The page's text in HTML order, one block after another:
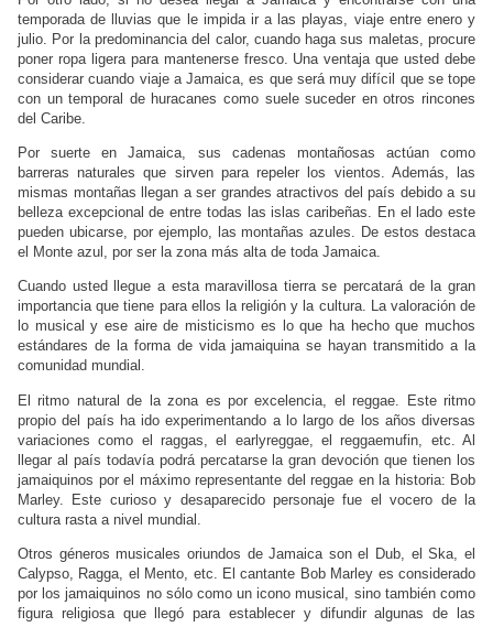
temporada de lluvias que le impida ir a las playas, viaje entre enero y
julio. Por la predominancia del calor, cuando haga sus maletas, procure
poner ropa ligera para mantenerse fresco. Una ventaja que usted debe
considerar cuando viaje a Jamaica, es que será muy difícil que se tope
con un temporal de huracanes como suele suceder en otros rincones
del Caribe.
Por suerte en Jamaica, sus cadenas montañosas actúan como
barreras naturales que sirven para repeler los vientos. Además, las
mismas montañas llegan a ser grandes atractivos del país debido a su
belleza excepcional de entre todas las islas caribeñas. En el lado este
pueden ubicarse, por ejemplo, las montañas azules. De estos destaca
el Monte azul, por ser la zona más alta de toda Jamaica.
Cuando usted llegue a esta maravillosa tierra se percatará de la gran
importancia que tiene para ellos la religión y la cultura. La valoración de
lo musical y ese aire de misticismo es lo que ha hecho que muchos
estándares de la forma de vida jamaiquina se hayan transmitido a la
comunidad mundial.
El ritmo natural de la zona es por excelencia, el reggae. Este ritmo
propio del país ha ido experimentando a lo largo de los años diversas
variaciones como el raggas, el earlyreggae, el reggaemufin, etc. Al
llegar al país todavía podrá percatarse la gran devoción que tienen los
jamaiquinos por el máximo representante del reggae en la historia: Bob
Marley. Este curioso y desaparecido personaje fue el vocero de la
cultura rasta a nivel mundial.
Otros géneros musicales oriundos de Jamaica son el Dub, el Ska, el
Calypso, Ragga, el Mento, etc. El cantante Bob Marley es considerado
por los jamaiquinos no sólo como un icono musical, sino también como
figura religiosa que llegó para establecer y difundir algunas de las